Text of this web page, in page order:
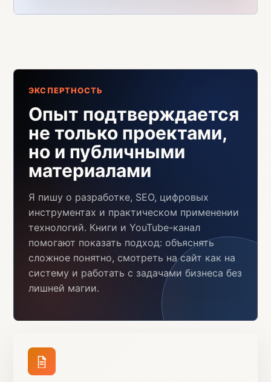
ЭКСПЕРТНОСТЬ
Опыт подтверждается
не только проектами,
но и публичными
материалами
Я пишу о разработке, SEO, цифровых
инструментах и практическом применении
технологий. Книги и YouTube-канал
помогают показать подход: объяснять
сложное понятно, смотреть на сайт как на
систему и работать с задачами бизнеса без
лишней магии.